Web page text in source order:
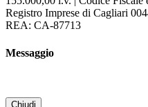
Registro Imprese di Cagliari
REA: CA-87713
Messaggio
Chiudi